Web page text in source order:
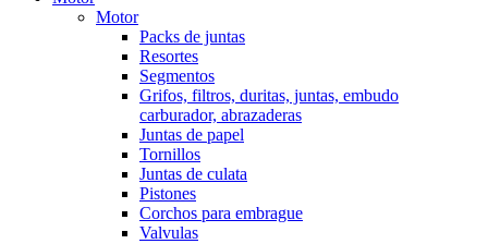
Motor
Packs de juntas
Resortes
Segmentos
Grifos, filtros, duritas, juntas, embudo
carburador, abrazaderas
Juntas de papel
Tornillos
Juntas de culata
Pistones
Corchos para embrague
Valvulas